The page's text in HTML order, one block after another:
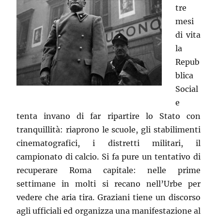
tre
mesi
di vita
la
Repub
blica
Social
e
tenta invano di far ripartire lo Stato con
tranquillità: riaprono le scuole, gli stabilimenti
cinematografici, i distretti militari, il
campionato di calcio. Si fa pure un tentativo di
recuperare Roma capitale: nelle prime
settimane in molti si recano nell’Urbe per
vedere che aria tira. Graziani tiene un discorso
agli ufficiali ed organizza una manifestazione al